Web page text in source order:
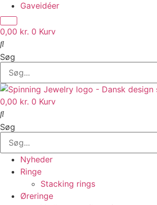
Gaveidéer
0,00 kr. 0 Kurv
Søg
0,00 kr. 0 Kurv
Søg
Nyheder
Ringe
Stacking rings
Øreringe